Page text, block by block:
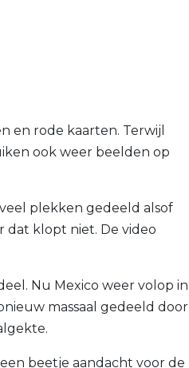
en rode kaarten. Terwijl
ook weer beelden op
plekken gedeeld alsof
dat klopt niet. De video
Nu Mexico weer volop in
massaal gedeeld door
beetje aandacht voor de